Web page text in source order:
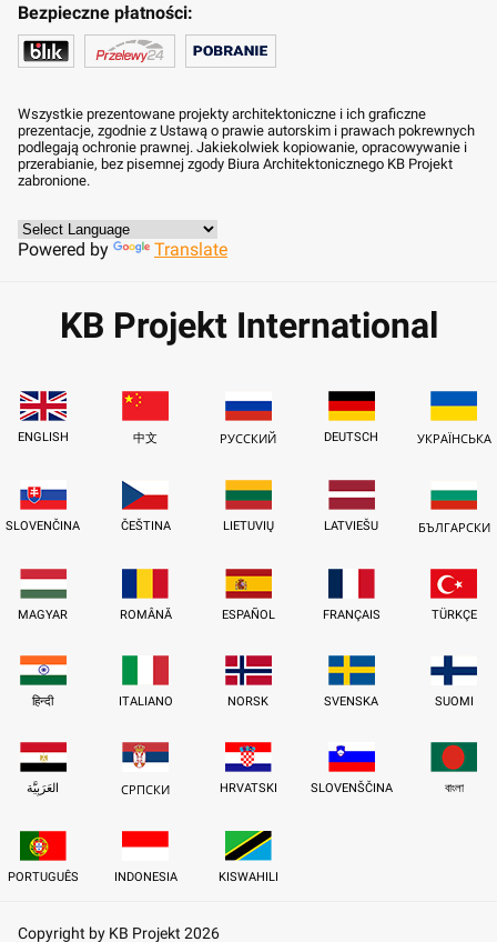
Bezpieczne płatności:
Wszystkie prezentowane projekty architektoniczne i ich graficzne
prezentacje, zgodnie z Ustawą o prawie autorskim i prawach pokrewnych
podlegają ochronie prawnej. Jakiekolwiek kopiowanie, opracowywanie i
przerabianie, bez pisemnej zgody Biura Architektonicznego KB Projekt
zabronione.
Powered by Translate
KB Projekt International
ENGLISH 中文 РУССКИЙ DEUTSCH УКРАЇНСЬКА
SLOVENČINA ČEŠTINA LIETUVIŲ LATVIEŠU БЪЛГАРСКИ
MAGYAR ROMÂNĂ ESPAÑOL FRANÇAIS TÜRKÇE
हिन्दी ITALIANO NORSK SVENSKA SUOMI
العَرَبِيَّة СРПСКИ HRVATSKI SLOVENŠČINA বাংলা
PORTUGUÊS INDONESIA KISWAHILI
Copyright by KB Projekt 2026